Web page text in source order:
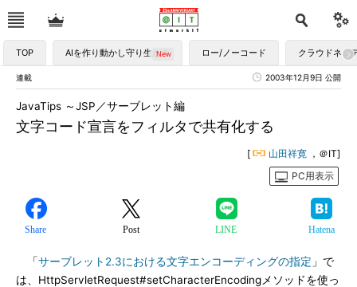
TOP AIを作り動かし守り生かす ロー/ノーコード クラウドネイ
連載 2003年12月9日 公開
文字コード宣言をフィルタで共有化する
JavaTips ～JSP／サーブレット編
[ 山田祥寛 ，＠IT]
PC用表示
Share Post LINE Hatena
「サーブレット2.3における文字エンコーディングの指定 」で
は、HttpServletRequest#setCharacterEncodingメソッドを使っ